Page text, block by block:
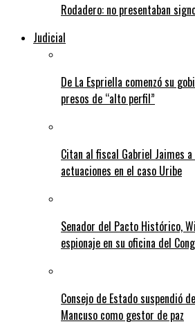
Rodadero: no presentaban
Judicial
De La Espriella comenzó su
presos de “alto perfil”
Citan al fiscal Gabriel Jaimes
actuaciones en el caso Uribe
Senador del Pacto Histórico,
espionaje en su oficina del
Consejo de Estado suspendió
Mancuso como gestor de paz